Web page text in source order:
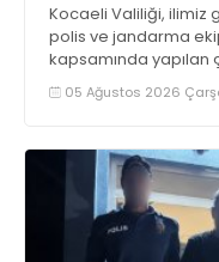
Kocaeli Valiliği, ilimiz
polis ve jandarma
kapsamında yapılan
Çalışmalar
kullanan, ticaretini ve
05 Ağustos 2026